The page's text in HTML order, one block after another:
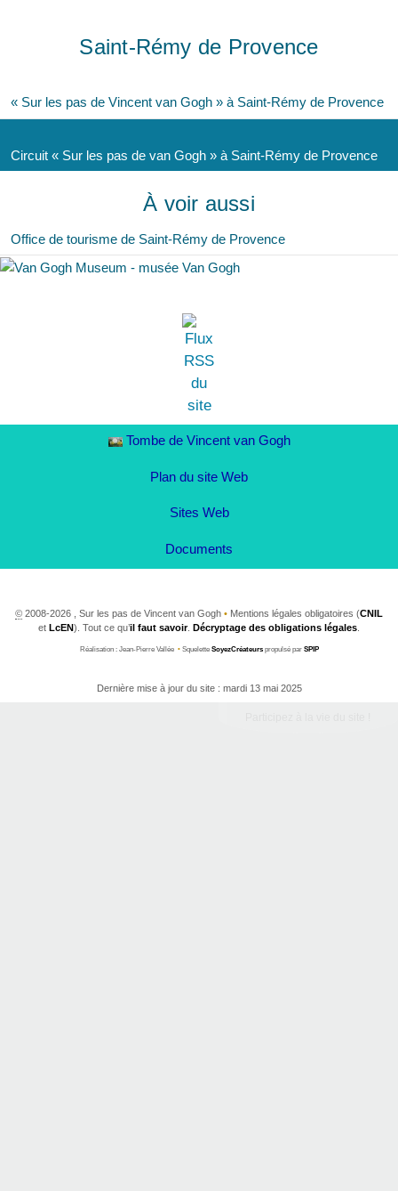
Saint-Rémy de Provence
« Sur les pas de Vincent van Gogh » à Saint-Rémy de Provence
Circuit « Sur les pas de van Gogh » à Saint-Rémy de Provence
À voir aussi
Office de tourisme de Saint-Rémy de Provence
Tombe de Vincent van Gogh
Plan du site Web
Sites Web
Documents
© 2008-2026 , Sur les pas de Vincent van Gogh • Mentions légales obligatoires (CNIL
et LcEN). Tout ce qu’il faut savoir. Décryptage des obligations légales
Réalisation : Jean-Pierre Vallée •Squelette SoyezCréateurspropulsé par SPIP
Dernière mise à jour du site : mardi 13 mai 2025